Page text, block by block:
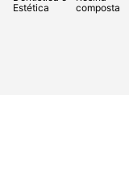
Estética
composta